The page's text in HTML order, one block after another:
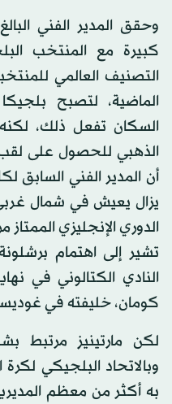
كبيرة مع المنتخب
التصنيف العالمي
الماضية، لتصبح
السكان تفعل ذلك،
الذهبي للحصول على لقب
أن المدير الفني السابق
يزال يعيش في شمال
الدوري الإنجليزي
تشير إلى اهتمام
النادي الكتالوني في
كومان، خليفته في
لكن مارتينيز مرتبط
وبالاتحاد البلجيكي
به أكثر من معظم